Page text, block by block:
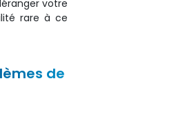
votre
rare à ce
de